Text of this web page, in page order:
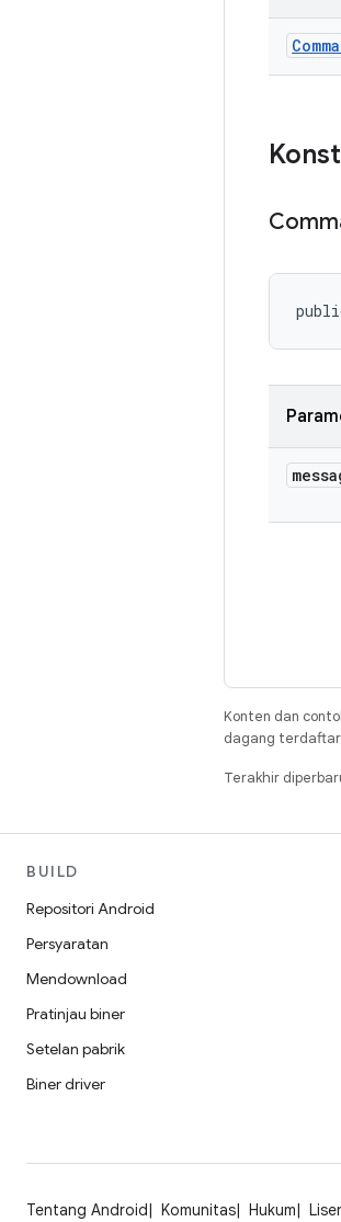
Konten dan
dagang
Terakhir
BUILD
Repositori Android
Persyaratan
Mendownload
Pratinjau biner
Setelan pabrik
Biner driver
Tentang Android Komunitas Hukum